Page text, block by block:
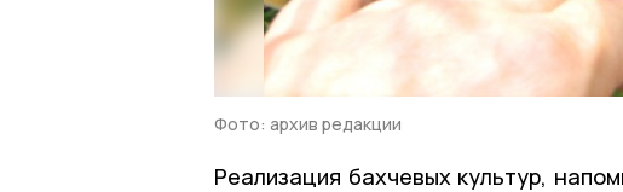
Фото: архив редакции
Реализация бахчевых культур,